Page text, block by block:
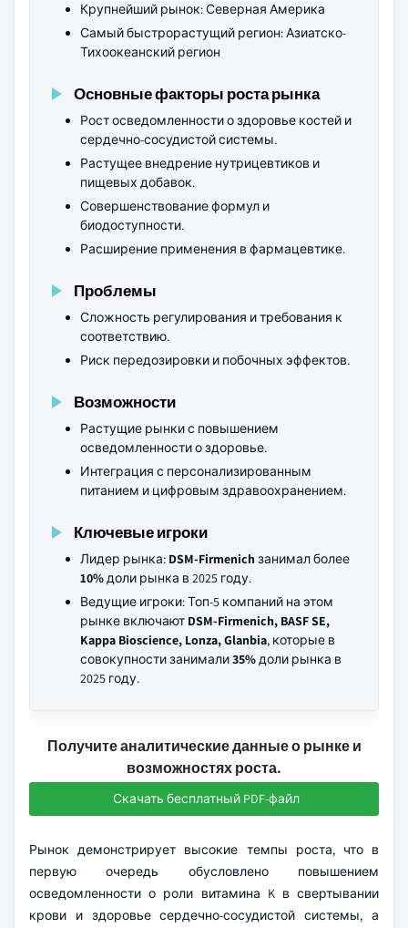
Крупнейший рынок: Северная Америка
Самый быстрорастущий регион: Азиатско-
Тихоокеанский регион
Основные факторы роста рынка
Рост осведомленности о здоровье костей и
сердечно-сосудистой системы.
Растущее внедрение нутрицевтиков и
пищевых добавок.
Совершенствование формул и
биодоступности.
Расширение применения в фармацевтике.
Проблемы
Сложность регулирования и требования к
соответствию.
Риск передозировки и побочных эффектов.
Возможности
Растущие рынки с повышением
осведомленности о здоровье.
Интеграция с персонализированным
питанием и цифровым здравоохранением.
Ключевые игроки
Лидер рынка: DSM-Firmenich занимал более
10%доли рынка в 2025 году.
Ведущие игроки: Топ-5 компаний на этом
рынке включают DSM-Firmenich, BASF SE,
Kappa Bioscience, Lonza, Glanbia, которые в
совокупности занимали35%доли рынка в
2025 году.
Получите аналитические данные о рынке и
возможностях роста.
Скачать бесплатный PDF-файл
Рынок демонстрирует высокие темпы роста, что в
первую очередь обусловлено повышением
осведомленности о роли витамина K в свертывании
крови и здоровье сердечно-сосудистой системы, а